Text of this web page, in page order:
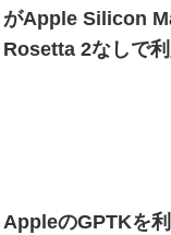
がApple Silicon
Rosetta 2なしで利
AppleのGPTKを